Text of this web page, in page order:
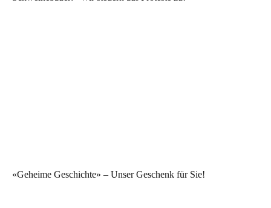
«Geheime Geschichte» – Unser Geschenk für Sie!